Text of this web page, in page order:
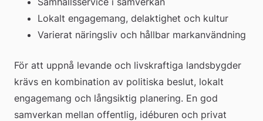
Lokalt engagemang, delaktighet och kultur
Varierat näringsliv och hållbar markanvändning
För att uppnå levande och livskraftiga landsbygder
krävs en kombination av politiska beslut, lokalt
engagemang och långsiktig planering. En god
samverkan mellan offentlig, idéburen och privat